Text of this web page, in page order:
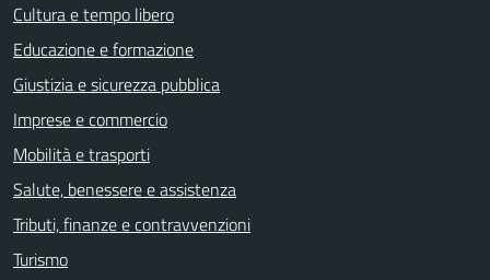
Cultura e tempo libero
Educazione e formazione
Giustizia e sicurezza pubblica
Imprese e commercio
Mobilità e trasporti
Salute, benessere e assistenza
Tributi, finanze e contravvenzioni
Turismo